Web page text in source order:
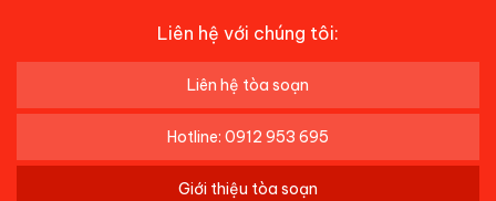
Liên hệ với chúng tôi:
Liên hệ tòa soạn
Hotline: 0912 953 695
Giới thiệu tòa soạn